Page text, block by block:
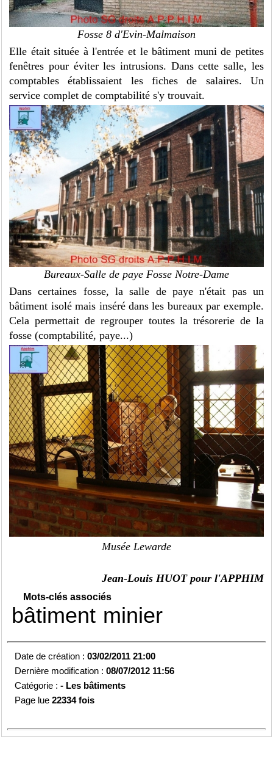
Fosse 8 d'Evin-Malmaison
Elle était située à l'entrée et le bâtiment muni de petites
fenêtres pour éviter les intrusions. Dans cette salle, les
comptables établissaient les fiches de salaires. Un
service complet de comptabilité s'y trouvait.
Bureaux-Salle de paye Fosse Notre-Dame
Dans certaines fosse, la salle de paye n'était pas un
bâtiment isolé mais inséré dans les bureaux par exemple.
Cela permettait de regrouper toutes la trésorerie de la
fosse (comptabilité, paye...)
Musée Lewarde
Jean-Louis HUOT pour l'APPHIM
Mots-clés associés
bâtiment minier
Date de création :03/02/2011 21:00
Dernière modification :08/07/2012 11:56
Catégorie :- Les bâtiments
Page lue22334 fois